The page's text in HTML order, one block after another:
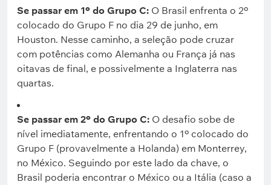
Se passar em 1º do Grupo C: O Brasil enfrenta o 2º
colocado do Grupo F no dia 29 de junho, em
Houston. Nesse caminho, a seleção pode cruzar
com potências como Alemanha ou França já nas
oitavas de final, e possivelmente a Inglaterra nas
quartas.
Se passar em 2º do Grupo C: O desafio sobe de
nível imediatamente, enfrentando o 1º colocado do
Grupo F (provavelmente a Holanda) em Monterrey,
no México. Seguindo por este lado da chave, o
Brasil poderia encontrar o México ou a Itália (caso a